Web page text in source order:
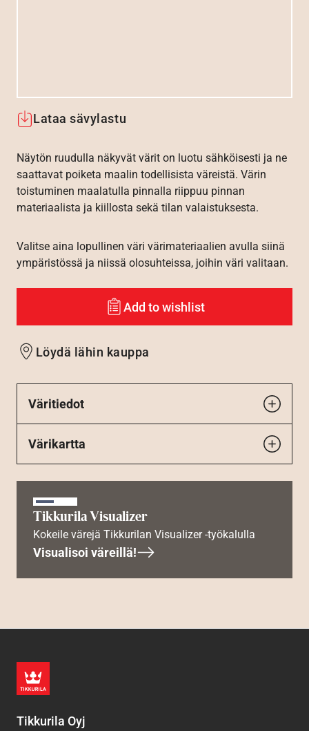
Lataa sävylastu
Näytön ruudulla näkyvät värit on luotu sähköisesti ja ne
saattavat poiketa maalin todellisista väreistä. Värin
toistuminen maalatulla pinnalla riippuu pinnan
materiaalista ja kiillosta sekä tilan valaistuksesta.
Valitse aina lopullinen väri värimateriaalien avulla siinä
ympäristössä ja niissä olosuhteissa, joihin väri valitaan.
Add to wishlist
Löydä lähin kauppa
Väritiedot
Värikartta
Tikkurila Visualizer
Kokeile värejä Tikkurilan Visualizer -työkalulla
Visualisoi väreillä!
Tikkurila Oyj